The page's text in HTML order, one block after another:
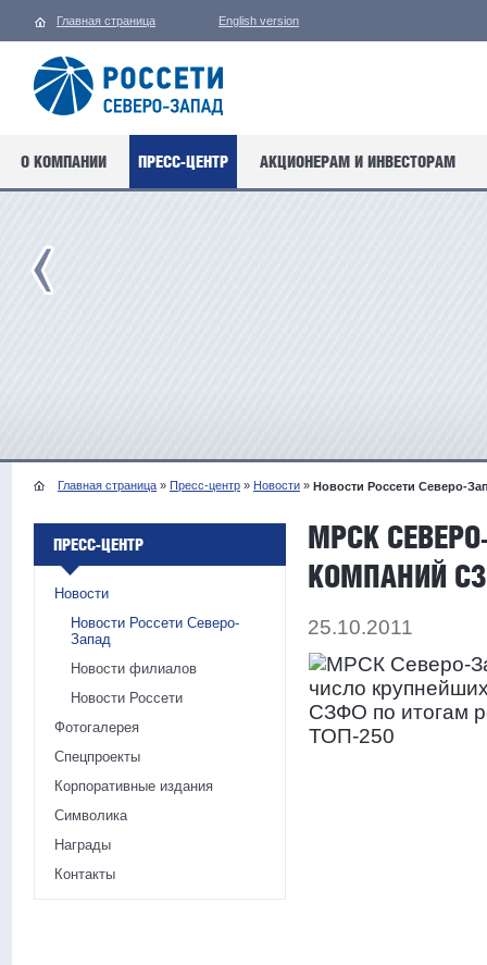
Главная страница English version
О КОМПАНИИ ПРЕСС-ЦЕНТР АКЦИОНЕРАМ И ИНВЕСТОРАМ
Главная страница » Пресс-центр » Новости » Новости Россети Северо-
ПРЕСС-ЦЕНТР
Новости
Новости Россети Северо-
Запад
Новости филиалов
Новости Россети
Фотогалерея
Спецпроекты
Корпоративные издания
Символика
Награды
Контакты
МРСК
КОМПАНИЙ
25.10.2011